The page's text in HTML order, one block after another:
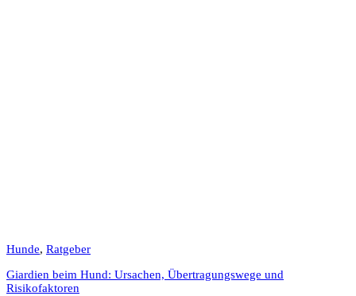
Hunde, Ratgeber
Giardien beim Hund: Ursachen, Übertragungswege und
Risikofaktoren